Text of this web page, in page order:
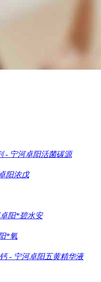
- 宁河卓阳活菌碳源
阳浓戊
阳*碧水安
*氧
- 宁河卓阳五黄精华液